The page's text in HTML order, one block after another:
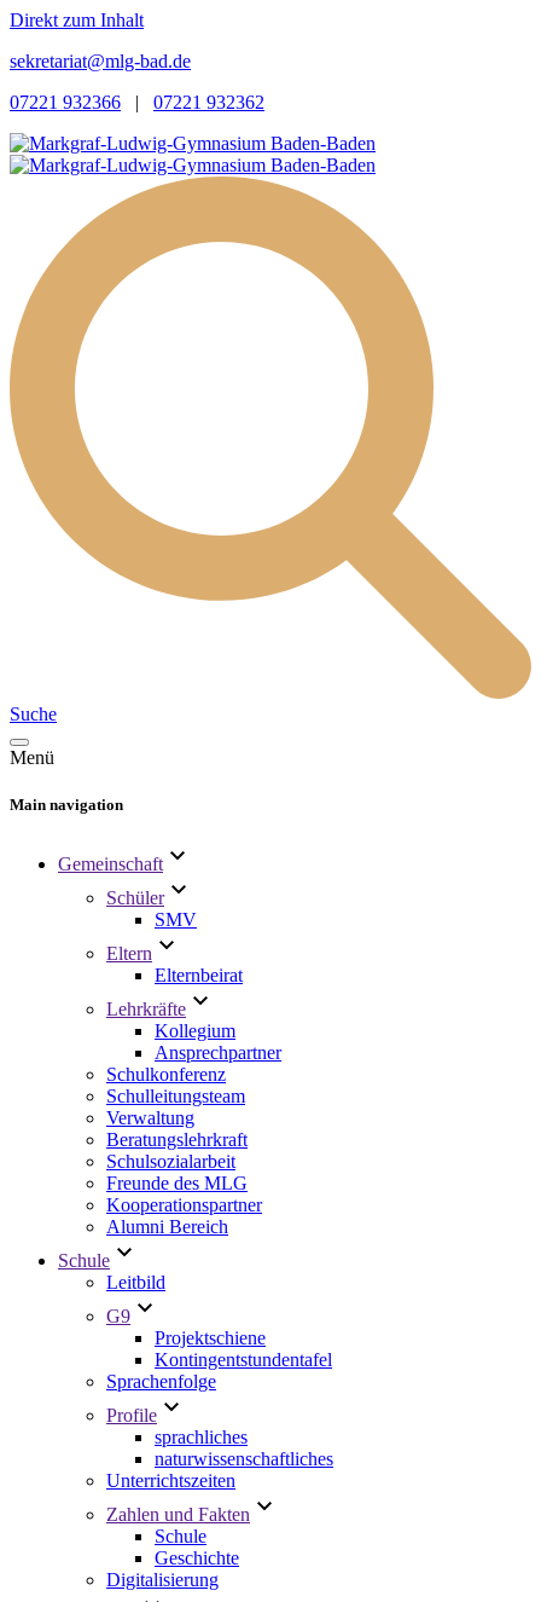
Direkt zum Inhalt
sekretariat@mlg-bad.de
07221 932366 | 07221 932362
Suche
Menü
Main navigation
Gemeinschaft
Schüler
SMV
Eltern
Elternbeirat
Lehrkräfte
Kollegium
Ansprechpartner
Schulkonferenz
Schulleitungsteam
Verwaltung
Beratungslehrkraft
Schulsozialarbeit
Freunde des MLG
Kooperationspartner
Alumni Bereich
Schule
Leitbild
G9
Projektschiene
Kontingentstundentafel
Sprachenfolge
Profile
sprachliches
naturwissenschaftliches
Unterrichtszeiten
Zahlen und Fakten
Schule
Geschichte
Digitalisierung